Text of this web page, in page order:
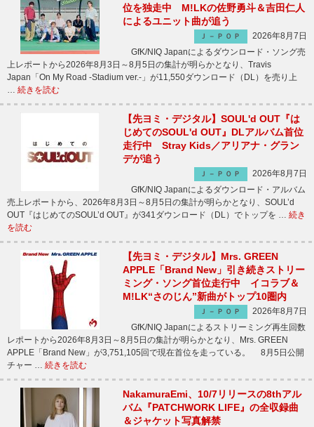
位を独走中 M!LKの佐野勇斗＆吉田仁人
によるユニット曲が追う
Ｊ－ＰＯＰ
2026年8月7日
GfK/NIQ Japanによるダウンロード・ソング売
上レポートから2026年8月3日～8月5日の集計が明らかとなり、Travis
Japan「On My Road -Stadium ver.-」が11,550ダウンロード（DL）を売り上
… 続きを読む
【先ヨミ・デジタル】SOUL'd OUT『は
じめてのSOUL'd OUT』DLアルバム首位
走行中 Stray Kids／アリアナ・グラン
デが追う
Ｊ－ＰＯＰ
2026年8月7日
GfK/NIQ Japanによるダウンロード・アルバム
売上レポートから、2026年8月3日～8月5日の集計が明らかとなり、SOUL’d
OUT『はじめてのSOUL’d OUT』が341ダウンロード（DL）でトップを … 続き
を読む
【先ヨミ・デジタル】Mrs. GREEN
APPLE「Brand New」引き続きストリー
ミング・ソング首位走行中 イコラブ＆
M!LK“さのじん”新曲がトップ10圏内
Ｊ－ＰＯＰ
2026年8月7日
GfK/NIQ Japanによるストリーミング再生回数
レポートから2026年8月3日～8月5日の集計が明らかとなり、Mrs. GREEN
APPLE「Brand New」が3,751,105回で現在首位を走っている。 8月5日公開
チャー … 続きを読む
NakamuraEmi、10/7リリースの8thアル
バム『PATCHWORK LIFE』の全収録曲
＆ジャケット写真解禁